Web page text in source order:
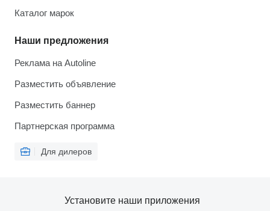
Каталог марок
Наши предложения
Реклама на Autoline
Разместить объявление
Разместить баннер
Партнерская программа
Для дилеров
Установите наши приложения